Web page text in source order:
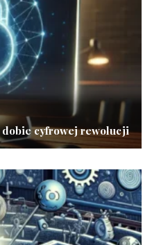
dobie cyfrowej rewolucji